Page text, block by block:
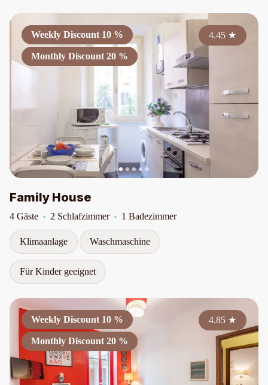
Weekly Discount 10 %
Monthly Discount 20 %
4.45★
Family House
4 Gäste 2 Schlafzimmer 1 Badezimmer
Klimaanlage Waschmaschine
Für Kinder geeignet
Weekly Discount 10 %
Monthly Discount 20 %
4.85★